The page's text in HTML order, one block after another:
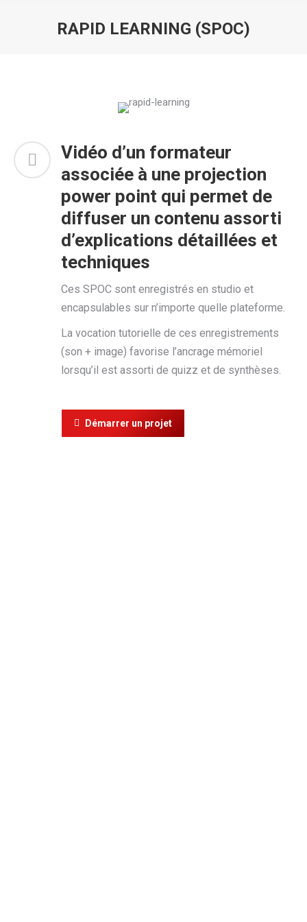
RAPID LEARNING (SPOC)
Vidéo d’un formateur
associée à une projection
power point qui permet de
diffuser un contenu assorti
d’explications détaillées et
techniques
Ces SPOC sont enregistrés en studio et
encapsulables sur n’importe quelle plateforme.
La vocation tutorielle de ces enregistrements
(son + image) favorise l’ancrage mémoriel
lorsqu’il est assorti de quizz et de synthèses.
Démarrer un projet